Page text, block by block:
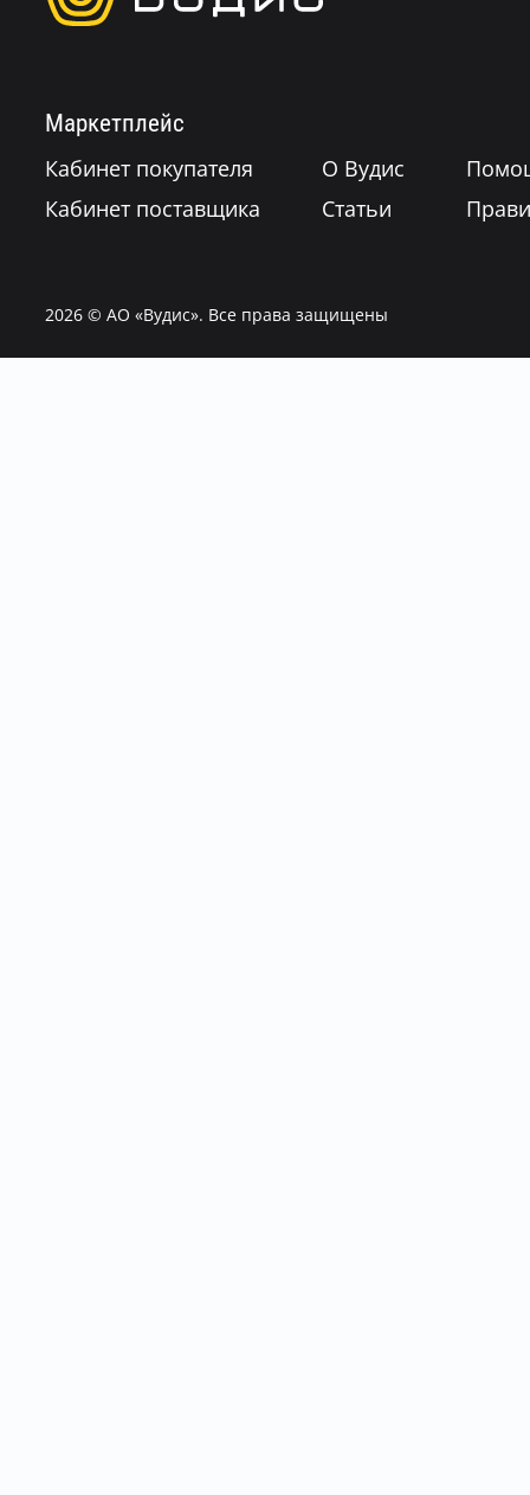
Маркетплейс
Кабинет покупателя
Кабинет поставщика
О Вудис
Статьи
2026© АО «Вудис». Все права защищены